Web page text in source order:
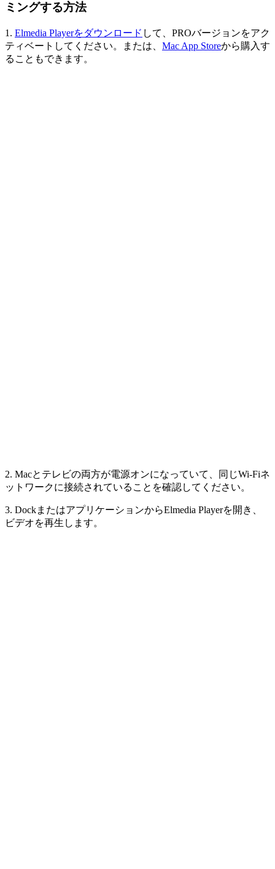
ミングする方法
1. Elmedia Playerをダウンロード して、PROバージョンをアク
ティベートしてください。または、 Mac App Storeから購入す
ることもできます。
2. Macとテレビの両方が電源オンになっていて、同じWi-Fiネ
ットワークに接続されていることを確認してください。
3. DockまたはアプリケーションからElmedia Playerを開き、
ビデオを再生します。